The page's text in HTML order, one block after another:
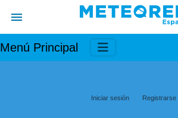
Menú Principal
Iniciar sesión Registrarse